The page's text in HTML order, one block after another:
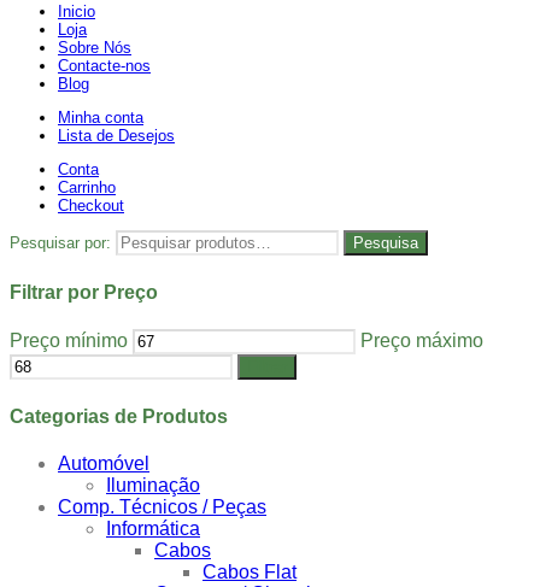
Inicio
Loja
Sobre Nós
Contacte-nos
Blog
Minha conta
Lista de Desejos
Conta
Carrinho
Checkout
Pesquisar por: Pesquisa
Filtrar por Preço
Preço mínimo Preço máximo
Categorias de Produtos
Automóvel
Iluminação
Comp. Técnicos / Peças
Informática
Cabos
Cabos Flat